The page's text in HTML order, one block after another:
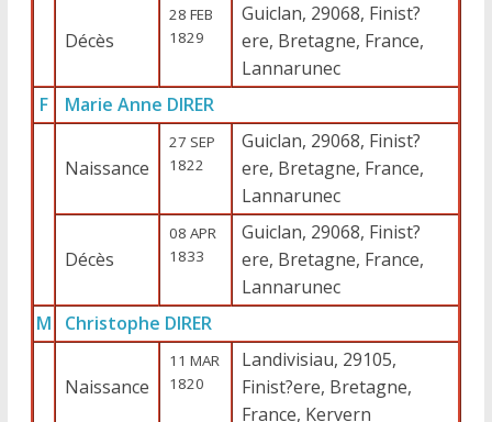
Décès
28 FEB
1829
Guiclan, 29068, Finist?
ere, Bretagne, France,
Lannarunec
F
Marie Anne DIRER
Naissance
27 SEP
1822
Guiclan, 29068, Finist?
ere, Bretagne, France,
Lannarunec
Décès
08 APR
1833
Guiclan, 29068, Finist?
ere, Bretagne, France,
Lannarunec
M
Christophe DIRER
Naissance
11 MAR
1820
Landivisiau, 29105,
Finist?ere, Bretagne,
France, Kervern